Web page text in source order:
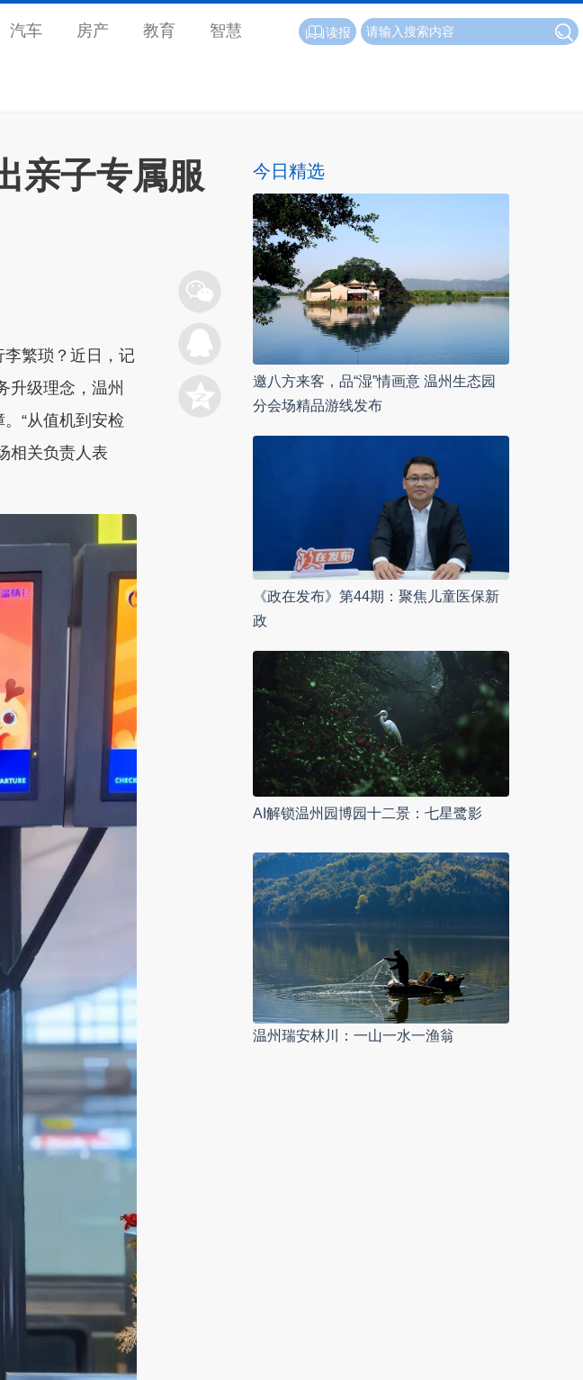
汽车 房产 教育 智慧 读报
亲子专属服
繁琐？近日，记
升级理念， 温州
“从值机到安检
相关负责人表
今日精选
邀八方来客，品“湿”情画意 温州生态园
分会场精品游线发布
《政在发布》第44期：聚焦儿童医保新
政
AI解锁温州园博园十二景：七星鹭影
温州瑞安林川：一山一水一渔翁